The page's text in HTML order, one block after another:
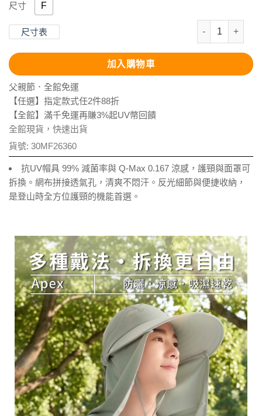
尺寸 F
尺寸表
抗UV-Apex涼
加入購物車
父親節．全館免運
【任選】指定款式任2件88折
【全館】滿千免運再賺3%起UV幣回饋
全館現貨，快速出貨
貨號: 30MF26360
抗UV帽具 99% 減菌率與 Q-Max 0.167 涼感，護頸與面罩可
拆換。網布拼接透氣孔，清爽不悶汗。反光細節與便捷收納，
是登山時全方位護頸的機能首選。